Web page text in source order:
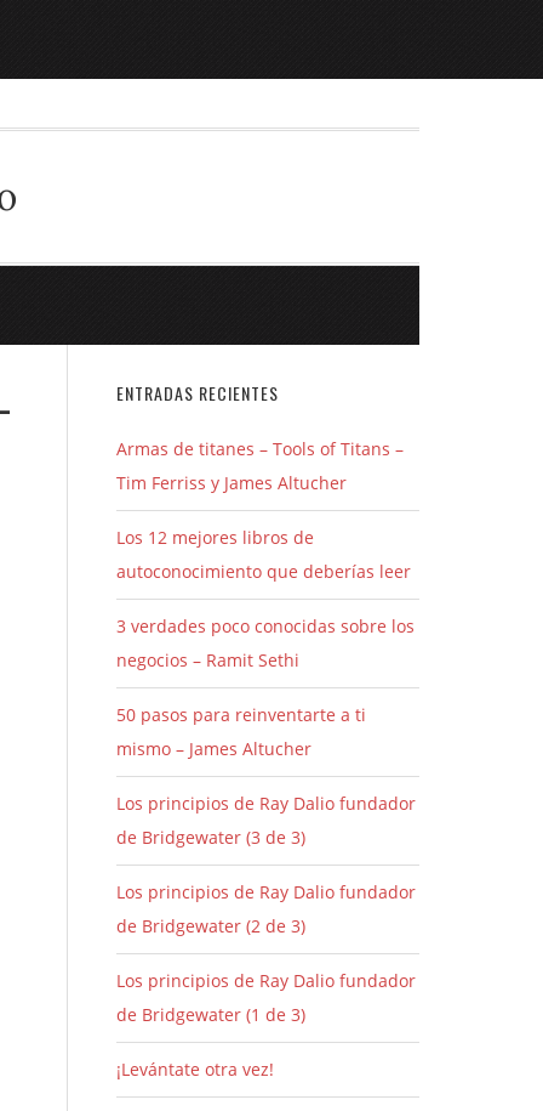
ENTRADAS RECIENTES
Armas de titanes – Tools of Titans –
Tim Ferriss y James Altucher
Los 12 mejores libros de
autoconocimiento que deberías leer
3 verdades poco conocidas sobre los
negocios – Ramit Sethi
50 pasos para reinventarte a ti
mismo – James Altucher
Los principios de Ray Dalio fundador
de Bridgewater (3 de 3)
Los principios de Ray Dalio fundador
de Bridgewater (2 de 3)
Los principios de Ray Dalio fundador
de Bridgewater (1 de 3)
¡Levántate otra vez!